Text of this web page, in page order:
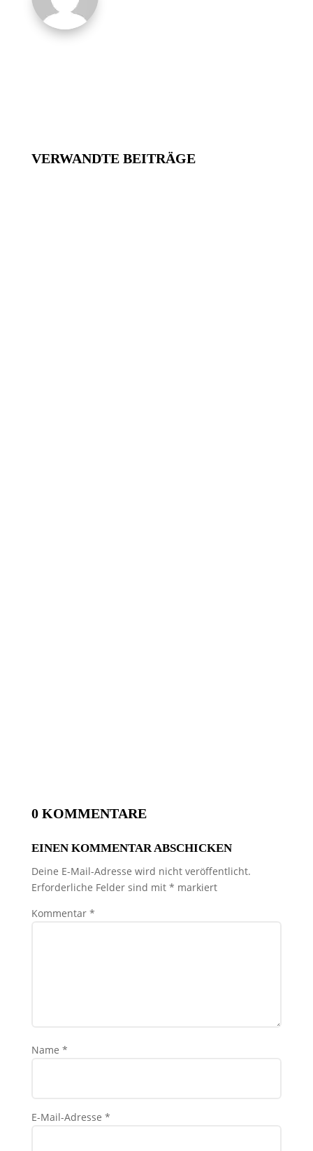
VERWANDTE BEITRÄGE
0 KOMMENTARE
EINEN KOMMENTAR ABSCHICKEN
Deine E-Mail-Adresse wird nicht veröffentlicht.
Erforderliche Felder sind mit * markiert
Kommentar *
Name *
E-Mail-Adresse *